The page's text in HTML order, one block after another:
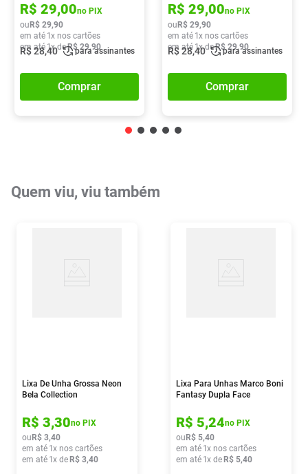
R$ 29,00no PIX
ou R$ 29,90
em até 1x nos cartões
em até 1x deR$ 29,90
R$28,40 para assinantes
Comprar
R$ 29,00no PIX
ou R$ 29,90
em até 1x nos cartões
em até 1x deR$ 29,90
R$28,40 para assinantes
Comprar
Quem viu, viu também
Lixa De Unha Grossa Neon
Bela Collection
R$ 3,30no PIX
ou R$ 3,40
em até 1x nos cartões
em até 1x de R$ 3,40
Lixa Para Unhas Marco Boni
Fantasy Dupla Face
R$ 5,24no PIX
ou R$ 5,40
em até 1x nos cartões
em até 1x de R$ 5,40